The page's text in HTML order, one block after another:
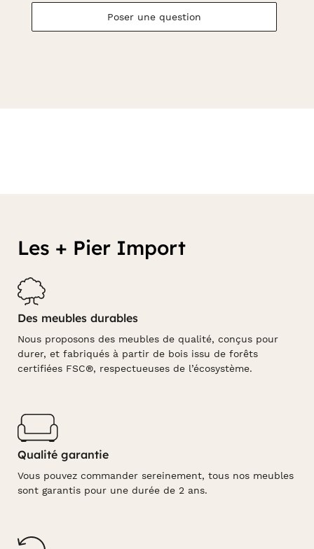
Poser une question
Les + Pier Import
Des meubles durables
Nous proposons des meubles de qualité, conçus pour
durer, et fabriqués à partir de bois issu de forêts
certifiées FSC®, respectueuses de l’écosystème.
Qualité garantie
Vous pouvez commander sereinement, tous nos meubles
sont garantis pour une durée de 2 ans.